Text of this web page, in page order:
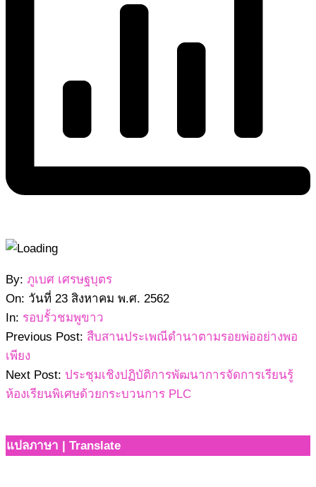
2562-
08-
23
By: ภูเบศ เศรษฐบุตร
On: วันที่ 23 สิงหาคม พ.ศ. 2562
In: รอบรั้วชมพูขาว
Previous Post: สืบสานประเพณีดำนาตามรอยพ่ออย่างพอ
เพียง
Next Post: ประชุมเชิงปฏิบัติการพัฒนาการจัดการเรียนรู้
ห้องเรียนพิเศษด้วยกระบวนการ PLC
แปลภาษา | Translate